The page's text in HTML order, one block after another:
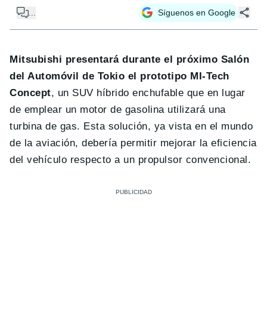
Síguenos en Google
Mitsubishi presentará durante el próximo Salón
del Automóvil de Tokio el prototipo MI-Tech
Concept, un SUV híbrido enchufable que en lugar
de emplear un motor de gasolina utilizará una
turbina de gas. Esta solución, ya vista en el mundo
de la aviación, debería permitir mejorar la eficiencia
del vehículo respecto a un propulsor convencional.